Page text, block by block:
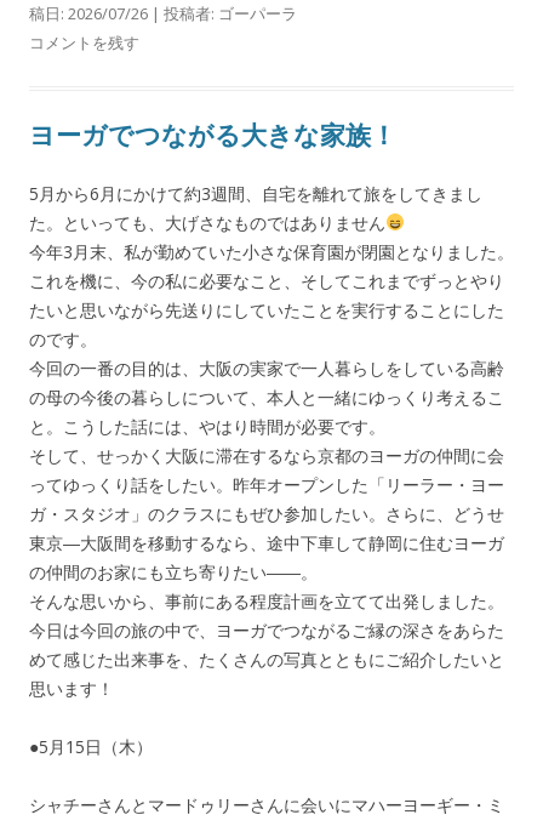
稿日: 2026/07/26 | 投稿者: ゴーパーラ
コメントを残す
ヨーガでつながる大きな家族！
5月から6月にかけて約3週間、自宅を離れて旅をしてきまし
た。といっても、大げさなものではありません
今年3月末、私が勤めていた小さな保育園が閉園となりました。
これを機に、今の私に必要なこと、そしてこれまでずっとやり
たいと思いながら先送りにしていたことを実行することにした
のです。
今回の一番の目的は、大阪の実家で一人暮らしをしている高齢
の母の今後の暮らしについて、本人と一緒にゆっくり考えるこ
と。こうした話には、やはり時間が必要です。
そして、せっかく大阪に滞在するなら京都のヨーガの仲間に会
ってゆっくり話をしたい。昨年オープンした「リーラー・ヨー
ガ・スタジオ」のクラスにもぜひ参加したい。さらに、どうせ
東京―大阪間を移動するなら、途中下車して静岡に住むヨーガ
の仲間のお家にも立ち寄りたい――。
そんな思いから、事前にある程度計画を立てて出発しました。
今日は今回の旅の中で、ヨーガでつながるご縁の深さをあらた
めて感じた出来事を、たくさんの写真とともにご紹介したいと
思います！
●5月15日（木）
シャチーさんとマードゥリーさんに会いにマハーヨーギー・ミ